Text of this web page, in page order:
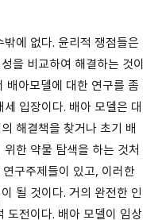
에 없다. 윤리적 쟁점들은
을 비교하여 해결하는 것이
배아모델에 대한 연구를 좀
입장이다. 배아 모델은 대
해결책을 찾거나 초기 배
한 약물 탐색을 하는 것처
구주제들이 있고, 이러한
될 것이다. 거의 완전한 인
도전이다. 배아 모델이 임상